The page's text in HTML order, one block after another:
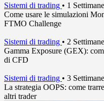
Sistemi di trading • 1
Come usare le simulazioni
FTMO Challenge
Sistemi di trading • 2
Gamma Exposure (GEX):
di CFD
Sistemi di trading • 3
La strategia OOPS: come
altri trader